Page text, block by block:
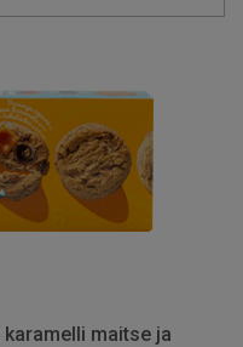
maitse ja